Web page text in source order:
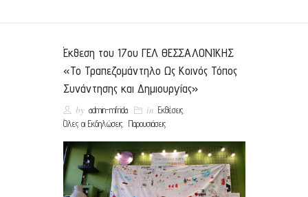
Έκθεση του 17ου ΓΕΛ ΘΕΣΣΑΛΟΝΙΚΗΣ
«Το Τραπεζομάντηλο Ως Κοινός Τόπος
Συνάντησης και Δημιουργίας»
by admin-mfrida in Εκθέσεις,
Όλες οι Εκδηλώσεις, Παρουσιάσεις